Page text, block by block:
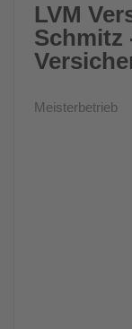
LVM
Schmitz
Meisterbetrieb